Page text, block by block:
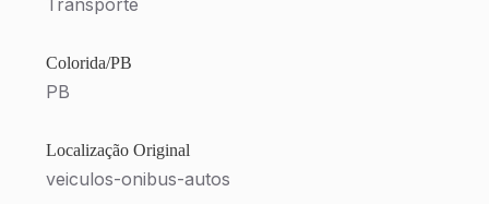
Transporte
Colorida/PB
PB
Localização Original
veiculos-onibus-autos